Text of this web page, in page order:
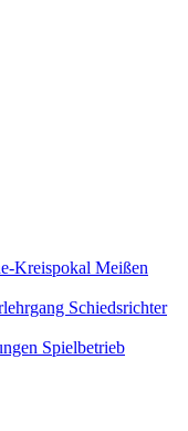
Kreispokal Meißen
Schiedsrichter
Spielbetrieb